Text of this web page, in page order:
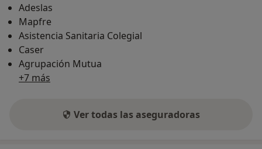
Adeslas
Mapfre
Asistencia Sanitaria Colegial
Caser
Agrupación Mutua
+7 más
Ver todas las aseguradoras